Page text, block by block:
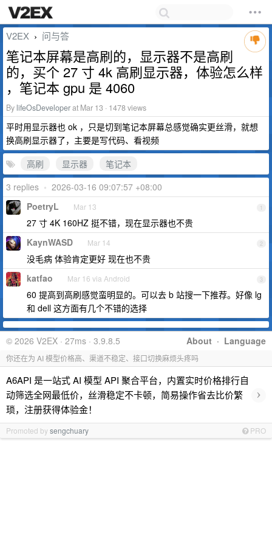
V2EX › 问与答
笔记本屏幕是高刷的，显示器不是高刷
的，买个 27 寸 4k 高刷显示器，体验怎么样
，笔记本 gpu 是 4060
By lifeOsDeveloperat Mar 13 · 1478 views
平时用显示器也 ok ，只是切到笔记本屏幕总感觉确实更丝滑，就想
换高刷显示器了，主要是写代码、看视频
高刷
显示器
笔记本
3 replies • 2026-03-16 09:07:57 +08:00
1
PoetryL Mar 13
27 寸 4K 160HZ 挺不错，现在显示器也不贵
2
KaynWASD Mar 14
没毛病 体验肯定更好 现在也不贵
3
katfao Mar 16 via Android
60 提高到高刷感觉蛮明显的。可以去 b 站搜一下推荐。好像 lg
和 dell 这方面有几个不错的选择
About · Language
© 2026 V2EX · 27ms · 3.9.8.5
你还在为 AI 模型价格高、渠道不稳定、接口切换麻烦头疼吗
A6API 是一站式 AI 模型 API 聚合平台，内置实时价格排行自
动筛选全网最低价，丝滑稳定不卡顿，简易操作省去比价繁
琐，注册获得体验金！
›
Promoted bysengchuary PRO